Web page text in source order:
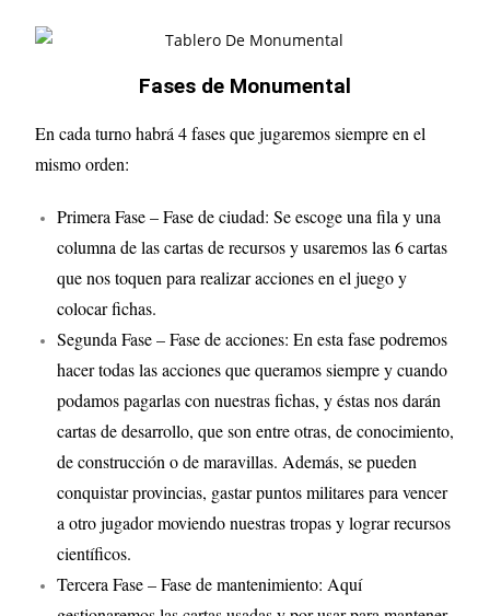
Fases de Monumental
En cada turno habrá 4 fases que jugaremos siempre en el
mismo orden:
Primera Fase – Fase de ciudad: Se escoge una fila y una
columna de las cartas de recursos y usaremos las 6 cartas
que nos toquen para realizar acciones en el juego y
colocar fichas.
Segunda Fase – Fase de acciones: En esta fase podremos
hacer todas las acciones que queramos siempre y cuando
podamos pagarlas con nuestras fichas, y éstas nos darán
cartas de desarrollo, que son entre otras, de conocimiento,
de construcción o de maravillas. Además, se pueden
conquistar provincias, gastar puntos militares para vencer
a otro jugador moviendo nuestras tropas y lograr recursos
científicos.
Tercera Fase – Fase de mantenimiento: Aquí